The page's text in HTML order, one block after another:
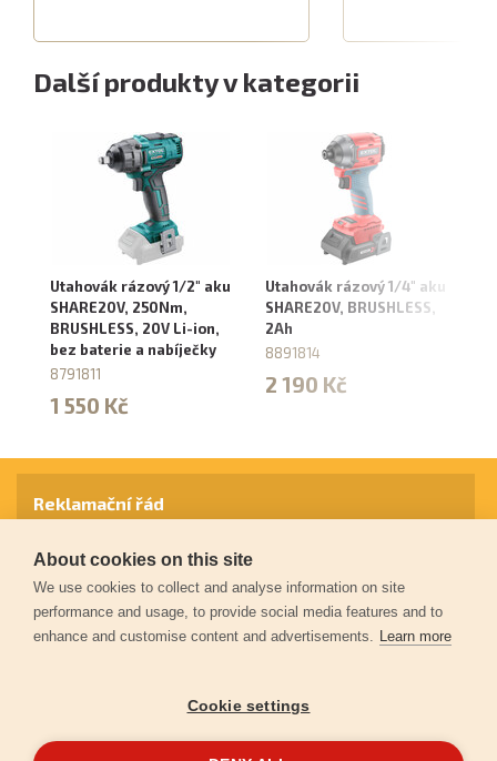
Další produkty v kategorii
Utahovák rázový 1/2" aku
SHARE20V, 250Nm,
BRUSHLESS, 20V Li-ion,
bez baterie a nabíječky
8791811
1 550 Kč
Utahovák rázový 1/4" aku
SHARE20V, BRUSHLESS,
2Ah
8891814
2 190 Kč
Reklamační řád
Záruční podmínky
Ochrana osobních údajů
About cookies on this site
We use cookies to collect and analyse information on site
performance and usage, to provide social media features and to
enhance and customise content and advertisements. Learn more
Cookie settings